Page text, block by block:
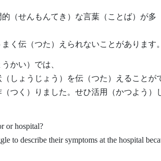
（せんもんてき）な言葉（ことば）が多
く伝（つた）えられないことがあります。
かい）では、
しょうじょう）を伝（つた）えることが
つく）りました。せひ活用（かつよう）
or hospital?
to describe their symptoms at the hospital